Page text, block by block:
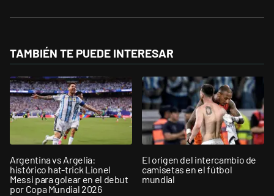
TAMBIÉN TE PUEDE INTERESAR
Argentina vs Argelia:
histórico hat-trick Lionel
Messi para golear en el debut
por Copa Mundial 2026
El origen del intercambio de
camisetas en el fútbol
mundial